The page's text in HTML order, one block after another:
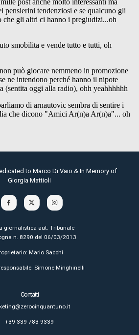
to Marco Di Vaio & In Memory of
Giorgia Mattioli
giornalistica aut. Tribunale
n. 8290 del 06/03/2013
Mario Sacchi
Simone Minghinelli
Contatti
+39 339 783 9339